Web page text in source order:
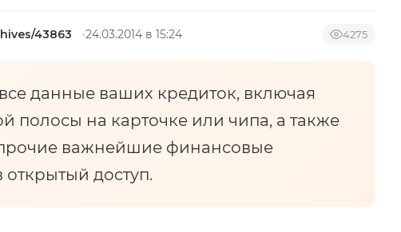
43863 24.03.2014 в 15:24 4275
все данные ваших кредиток, включая
полосы на карточке или чипа, а также
важнейшие финансовые
доступ.